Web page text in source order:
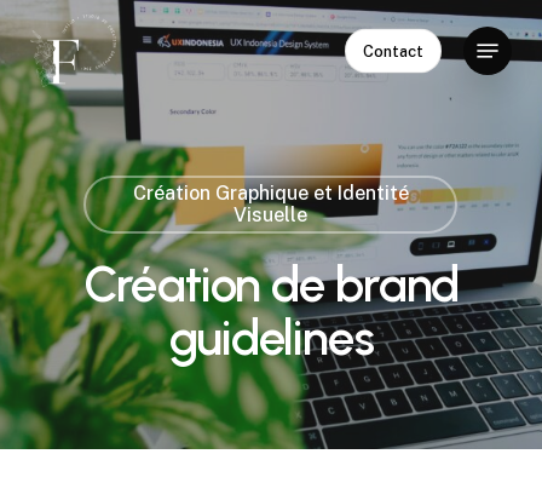
Skip
main
content
Contact
Menu
Création Graphique et Identité
Visuelle
Création de brand
guidelines
Close